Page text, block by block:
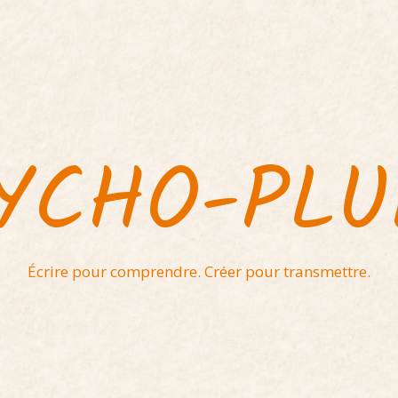
Écrire pour comprendre. Créer pour transmettre.